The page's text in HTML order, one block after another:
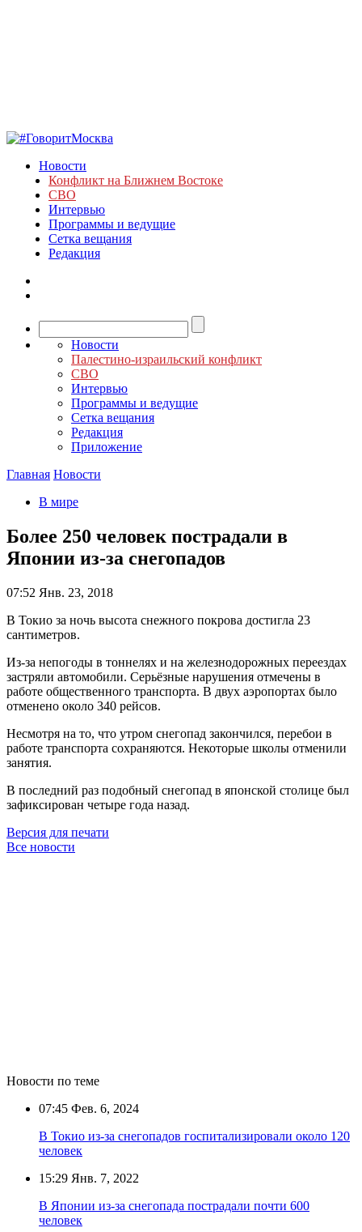
Новости
Конфликт на Ближнем Востоке
СВО
Интервью
Программы и ведущие
Сетка вещания
Редакция
Новости
Палестино-израильский конфликт
СВО
Интервью
Программы и ведущие
Сетка вещания
Редакция
Приложение
Главная Новости
В мире
Более 250 человек пострадали в
Японии из-за снегопадов
07:52 Янв. 23, 2018
В Токио за ночь высота снежного покрова достигла 23
сантиметров.
Из-за непогоды в тоннелях и на железнодорожных переездах
застряли автомобили. Серьёзные нарушения отмечены в
работе общественного транспорта. В двух аэропортах было
отменено около 340 рейсов.
Несмотря на то, что утром снегопад закончился, перебои в
работе транспорта сохраняются. Некоторые школы отменили
занятия.
В последний раз подобный снегопад в японской столице был
зафиксирован четыре года назад.
Версия для печати
Все новости
Новости по теме
07:45 Фев. 6, 2024
В Токио из-за снегопадов госпитализировали около 120
человек
15:29 Янв. 7, 2022
В Японии из-за снегопада пострадали почти 600
человек